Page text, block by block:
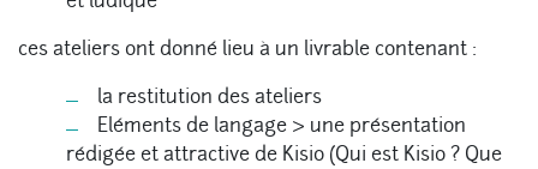
ces ateliers ont donné lieu à un livrable contenant :
la restitution des ateliers
Eléments de langage > une présentation
rédigée et attractive de Kisio (Qui est Kisio ? Que